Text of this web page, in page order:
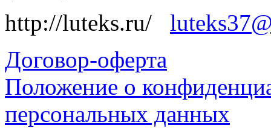
http://luteks.ru/
Договор-оферта
Положение о
персональных данных